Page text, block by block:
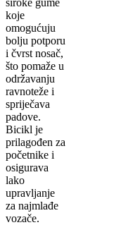
koje
omogućuju
bolju potporu
i čvrst nosač,
što pomaže u
održavanju
ravnoteže i
spriječava
padove.
Bicikl je
prilagođen za
početnike i
osigurava
lako
upravljanje
za najmlađe
vozače.